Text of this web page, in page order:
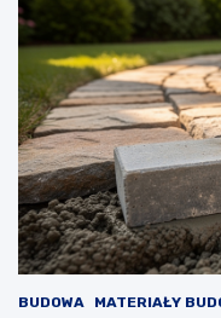
BUDOWA MATERIAŁY